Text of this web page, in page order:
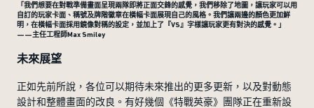
「我們想要在對戰準備畫面呈現兩隊即將正面交鋒的感覺，我們移除了地圖，讓玩家可以用
自訂的玩家卡面、稱號及牌階徽章在橫幅卡面展現自己的風格。我們讓兩邊的顏色更加鮮
明，在橫幅卡面採用鏡像對稱的設定，並加上了『VS』字樣讓玩家更有對決的感覺。」
——主任工程師Max Smiley
未來展望
正如先前所說，各位可以期待未來推出的更多更新，以及對動態
設計和整體畫面的改良。有好幾個《特戰英豪》團隊正在重新設